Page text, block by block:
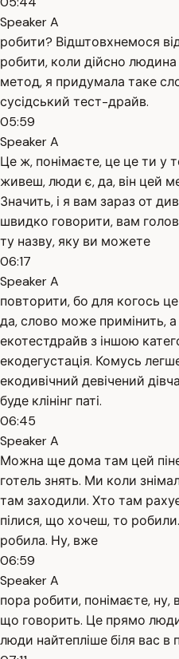
Speaker A
робити? Відштовхнемося
робити, коли дійсно людина
метод, я придумала таке
сусідський тест-драйв.
05:59
Speaker A
Це ж, понімаєте, це це ти у
живеш, люди є, да, він цей
Значить, і я вам зараз от
швидко говорити, вам
ту назву, яку ви можете
06:17
Speaker A
повторити, бо для когось
да, слово може примінить,
екотестдрайв з іншою
екодегустація. Комусь
екодивічний девічений
буде клінінг паті.
06:45
Speaker A
Можна ще дома там цей
готель знять. Ми коли
там заходили. Хто там
пілися, що хочеш, то
робила. Ну, вже
06:59
Speaker A
пора робити, понімаєте, ну,
що говорить. Це прямо
люди найтепліше біля вас в